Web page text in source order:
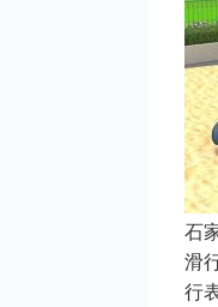
石
滑
行